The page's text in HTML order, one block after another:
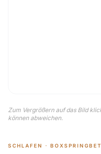
Zum Vergrößern auf das Bild
können abweichen.
SCHLAFEN ·